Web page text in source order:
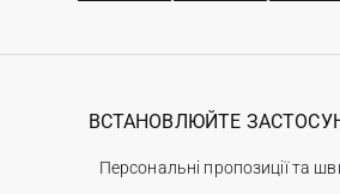
ВСТАНОВЛЮЙТЕ
Персональні пропозиції та